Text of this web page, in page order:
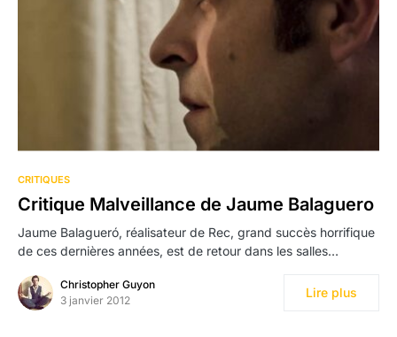
CRITIQUES
Critique Malveillance de Jaume Balaguero
Jaume Balagueró, réalisateur de Rec, grand succès horrifique
de ces dernières années, est de retour dans les salles…
Christopher Guyon
3 janvier 2012
Lire plus